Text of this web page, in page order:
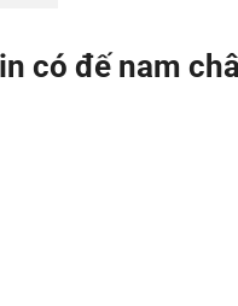
có đế nam